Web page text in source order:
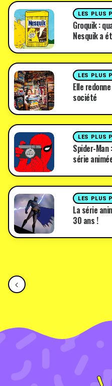
LES PLUS
Groquik :
Nesquik a
LES PLUS
Elle
société
LES PLUS
Spider-Man
série
LES PLUS
La série
30 ans !